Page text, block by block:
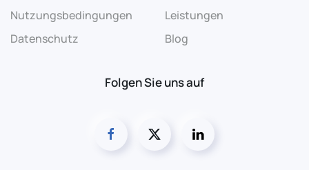
Nutzungsbedingungen
Datenschutz
Leistungen
Blog
Folgen Sie uns auf